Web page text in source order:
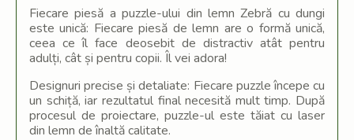
Fiecare piesă a puzzle-ului din lemn Zebră cu dungi
este unică: Fiecare piesă de lemn are o formă unică,
ceea ce îl face deosebit de distractiv atât pentru
adulți, cât și pentru copii. Îl vei adora!
Designuri precise și detaliate: Fiecare puzzle începe cu
un schiță, iar rezultatul final necesită mult timp. După
procesul de proiectare, puzzle-ul este tăiat cu laser
din lemn de înaltă calitate.